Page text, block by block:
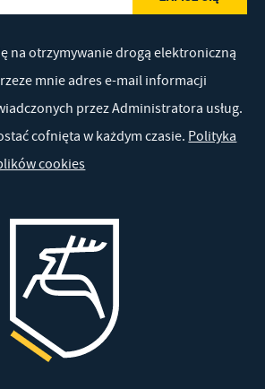
na otrzymywanie drogą elektroniczną
mnie adres e-mail informacji
przez Administratora usług.
cofnięta w każdym czasie. Polityka
cookies